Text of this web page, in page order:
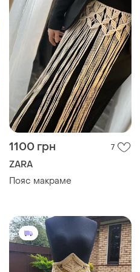
1100 грн 7
ZARA
Пояс макраме